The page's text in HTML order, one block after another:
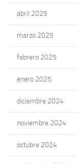
abril 2025
marzo 2025
febrero 2025
enero 2025
diciembre 2024
noviembre 2024
octubre 2024